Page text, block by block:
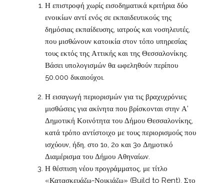
Η επιστροφή χωρίς εισοδηματικά κριτήρια δύο
ενοικίων αντί ενός σε εκπαιδευτικούς της
δημόσιας εκπαίδευσης, ιατρούς και νοσηλευτές,
που μισθώνουν κατοικία στον τόπο υπηρεσίας
τους εκτός της Αττικής και της Θεσσαλονίκης.
Βάσει υπολογισμών θα ωφεληθούν περίπου
50.000 δικαιούχοι.
Η εισαγωγή περιορισμών για τις βραχυχρόνιες
μισθώσεις για ακίνητα που βρίσκονται στην Α’
Δημοτική Κοινότητα του Δήμου Θεσσαλονίκης,
κατά τρόπο αντίστοιχο με τους περιορισμούς που
ισχύουν, ήδη, στο 1ο, 2ο και 3ο Δημοτικό
Διαμέρισμα του Δήμου Αθηναίων.
Η θέσπιση νέου προγράμματος, με τίτλο
«Κατασκευάζω-Νοικιάζω» (Build to Rent). Στο